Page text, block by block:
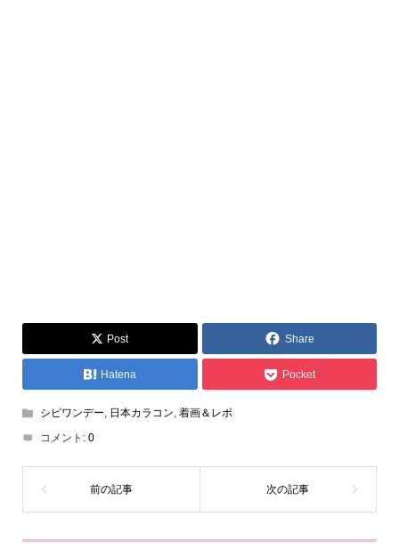
Post Share
Hatena Pocket
シピワンデー 日本カラコン 着画＆レポ
コメント: 0